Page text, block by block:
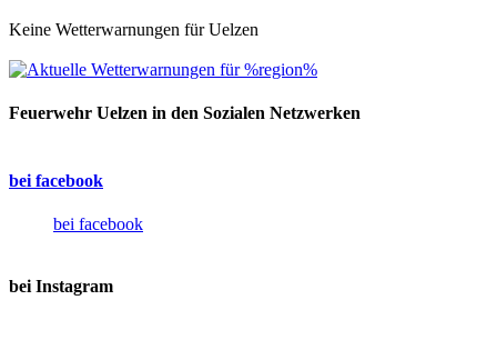
Keine Wetterwarnungen für Uelzen
Feuerwehr Uelzen in den Sozialen Netzwerken
bei facebook
bei facebook
bei Instagram